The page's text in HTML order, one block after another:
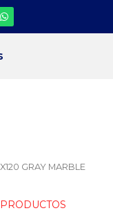
W
h
a
GRAY MARBLE
PRODUCTOS